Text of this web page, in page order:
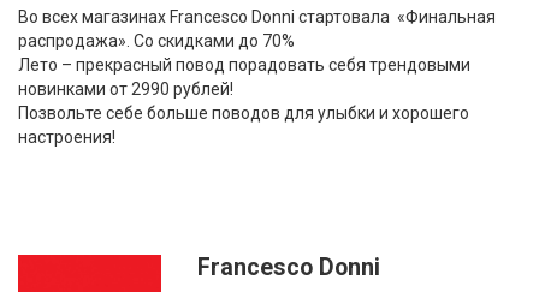
Во всех магазинах Francesco Donni стартовала «Финальная
распродажа». Со скидками до 70%
Лето – прекрасный повод порадовать себя трендовыми
новинками от 2990 рублей!
Позвольте себе больше поводов для улыбки и хорошего
настроения!
Francesco Donni